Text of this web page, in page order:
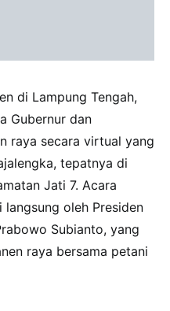
di Lampung Tengah,
Gubernur dan
raya secara virtual yang
tepatnya di
Jati 7. Acara
oleh Presiden
Subianto, yang
raya bersama petani